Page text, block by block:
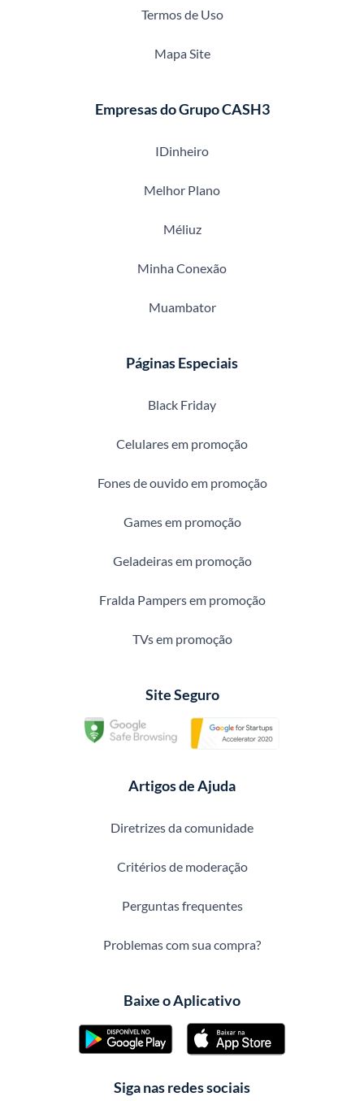
Termos de Uso
Mapa Site
Empresas do Grupo CASH3
IDinheiro
Melhor Plano
Méliuz
Minha Conexão
Muambator
Páginas Especiais
Black Friday
Celulares em promoção
Fones de ouvido em promoção
Games em promoção
Geladeiras em promoção
Fralda Pampers em promoção
TVs em promoção
Site Seguro
Artigos de Ajuda
Diretrizes da comunidade
Critérios de moderação
Perguntas frequentes
Problemas com sua compra?
Baixe o Aplicativo
Siga nas redes sociais